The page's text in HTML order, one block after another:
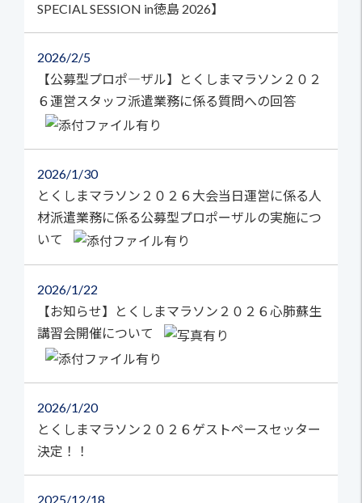
SPECIAL SESSION in徳島 2026】
2026 2/5
【公募型プロポ―ザル】とくしまマラソン２０２
６運営スタッフ派遣業務に係る質問への回答
2026 1/30
とくしまマラソン２０２６大会当日運営に係る人
材派遣業務に係る公募型プロポーザルの実施につ
いて
2026 1/22
【お知らせ】とくしまマラソン２０２６心肺蘇生
講習会開催について
2026 1/20
とくしまマラソン２０２６ゲストペースセッター
決定！！
2025 12/18